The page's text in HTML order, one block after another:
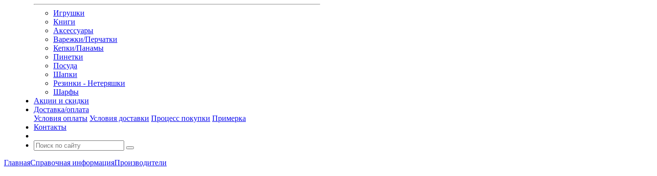
Игрушки
Книги
Аксессуары
Варежки/Перчатки
Кепки/Панамы
Пинетки
Посуда
Шапки
Резинки - Нетеряшки
Шарфы
Акции и скидки
Доставка/оплата
Условия оплаты Условия доставки Процесс покупки Примерка
Контакты
ГлавнаяСправочная информацияПроизводители